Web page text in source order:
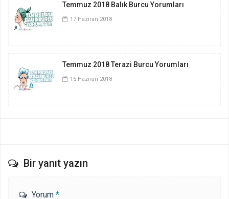
Temmuz 2018 Balık Burcu Yorumları
17 Haziran 2018
Temmuz 2018 Terazi Burcu Yorumları
15 Haziran 2018
Bir yanıt yazın
Yorum *